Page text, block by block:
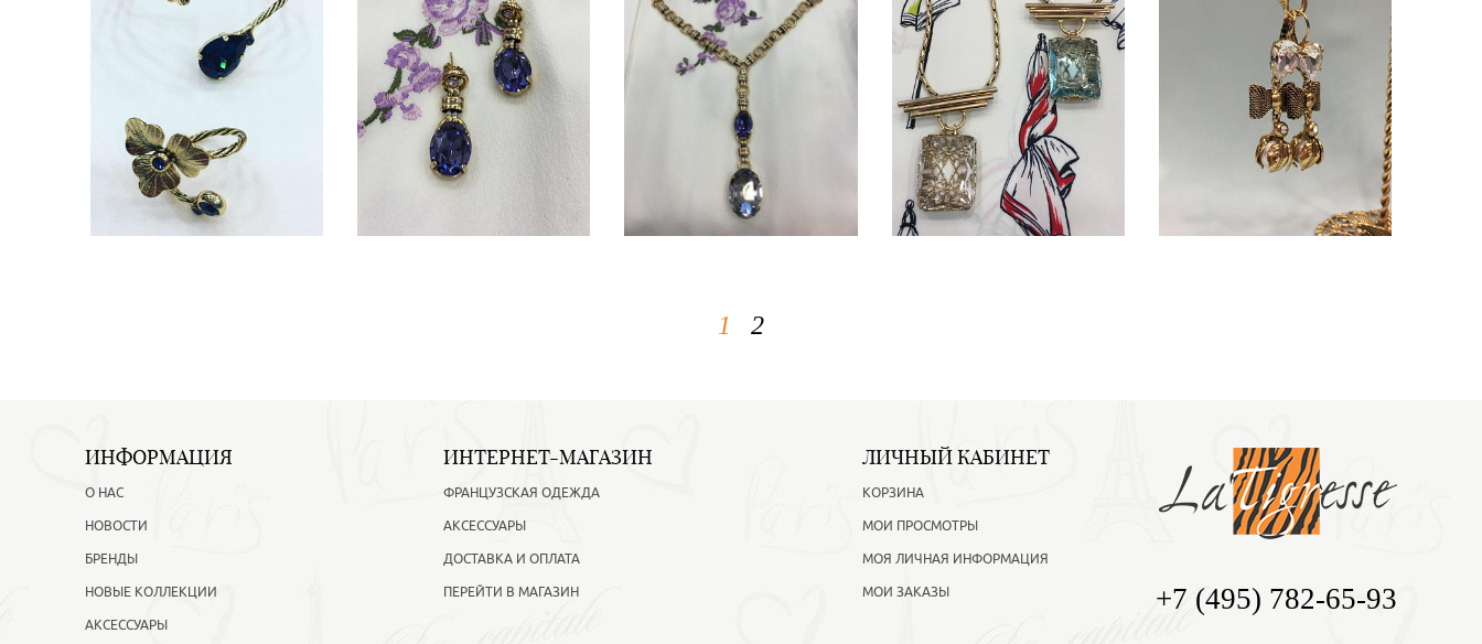
1 2
ИНФОРМАЦИЯ
О НАС
НОВОСТИ
БРЕНДЫ
НОВЫЕ КОЛЛЕКЦИИ
АКСЕССУАРЫ
ИНТЕРНЕТ-МАГАЗИН
ФРАНЦУЗСКАЯ ОДЕЖДА
АКСЕССУАРЫ
ДОСТАВКА И ОПЛАТА
ПЕРЕЙТИ В МАГАЗИН
ЛИЧНЫЙ КАБИНЕТ
КОРЗИНА
МОИ ПРОСМОТРЫ
МОЯ ЛИЧНАЯ ИНФОРМАЦИЯ
МОИ ЗАКАЗЫ
+7 (495) 782-65-93